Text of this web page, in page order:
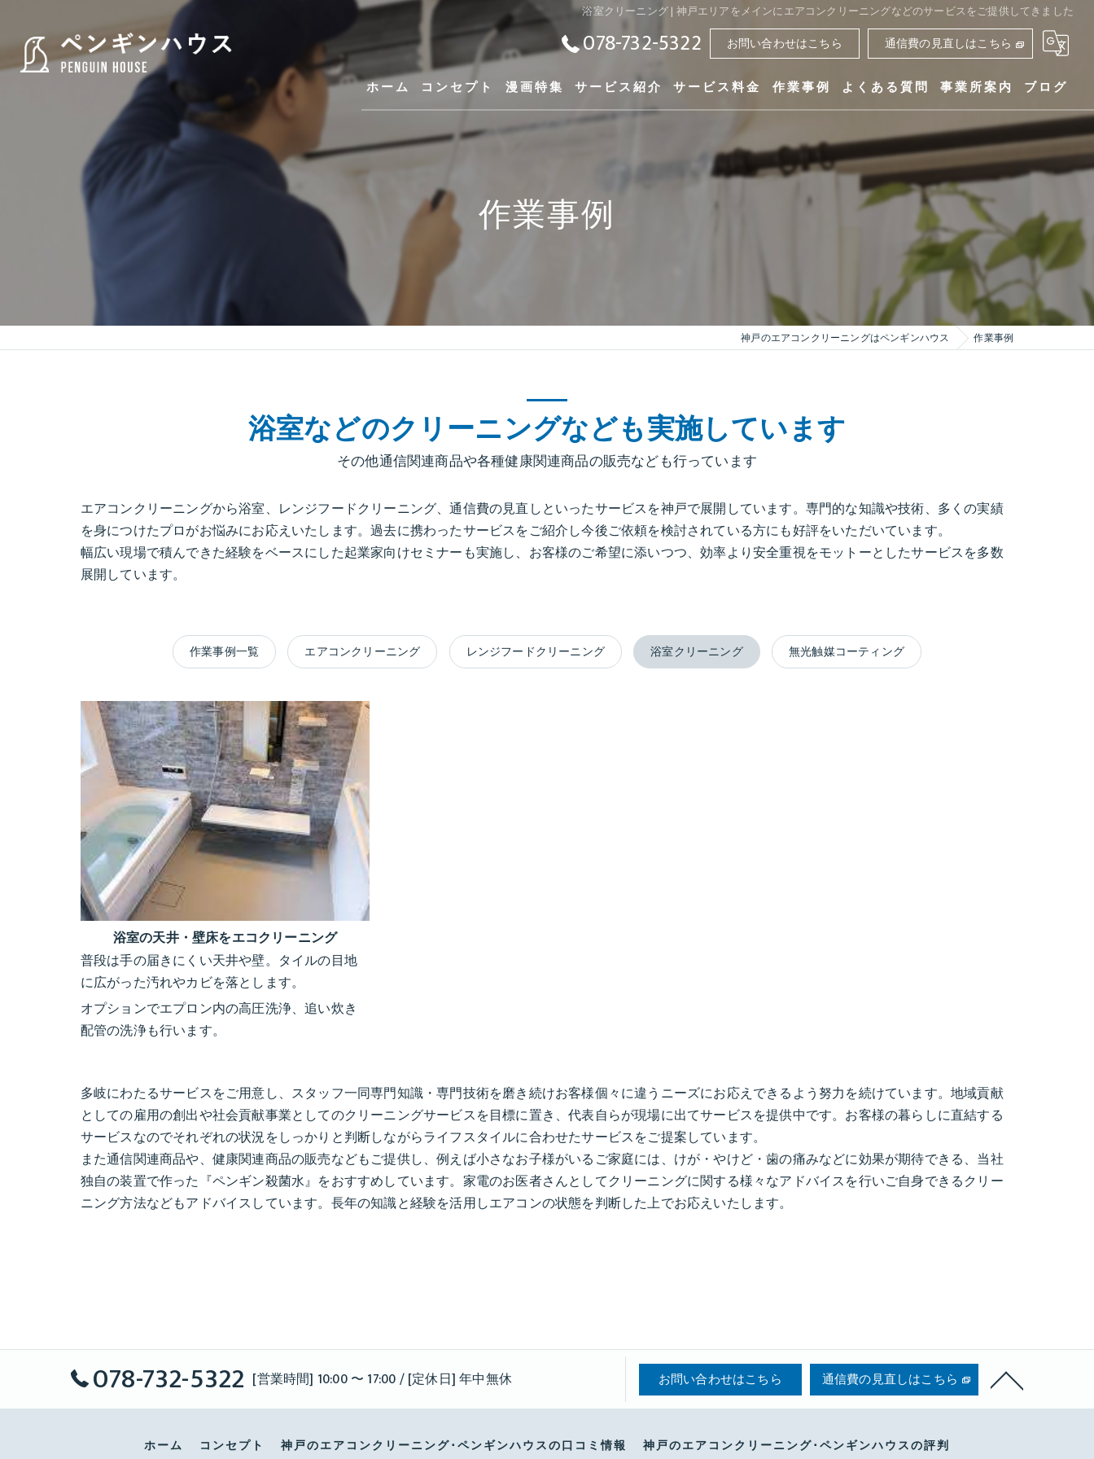
浴室クリーニング | 神戸エリアをメインにエアコンクリーニングなどのサービスをご提供してきました
078-732-5322 お問い合わせはこちら 通信費の見直しはこちら
ホーム コンセプト 漫画特集 サービス紹介 サービス料金 作業事例 よくある質問 事業所案内
ペンギンハウス
ブログ
作業事例
神戸のエアコンクリーニングはペンギンハウス 作業事例
浴室などのクリーニングなども実施しています
その他通信関連商品や各種健康関連商品の販売なども行っています
エアコンクリーニングから浴室、レンジフードクリーニング、通信費の見直しといったサービスを神戸で展開しています。専門的な知識や技術、多くの実績
を身につけたプロがお悩みにお応えいたします。過去に携わったサービスをご紹介し今後ご依頼を検討されている方にも好評をいただいています。
幅広い現場で積んできた経験をベースにした起業家向けセミナーも実施し、お客様のご希望に添いつつ、効率より安全重視をモットーとしたサービスを多数
展開しています。
作業事例一覧 エアコンクリーニング レンジフードクリーニング 浴室クリーニング 無光触媒コーティング
浴室の天井・壁床をエコクリーニング
普段は手の届きにくい天井や壁。タイルの目地
に広がった汚れやカビを落とします。
オプションでエプロン内の高圧洗浄、追い炊き
配管の洗浄も行います。
多岐にわたるサービスをご用意し、スタッフ一同専門知識・専門技術を磨き続けお客様個々に違うニーズにお応えできるよう努力を続けています。地域貢献
としての雇用の創出や社会貢献事業としてのクリーニングサービスを目標に置き、代表自らが現場に出てサービスを提供中です。お客様の暮らしに直結する
サービスなのでそれぞれの状況をしっかりと判断しながらライフスタイルに合わせたサービスをご提案しています。
また通信関連商品や、健康関連商品の販売などもご提供し、例えば小さなお子様がいるご家庭には、けが・やけど・歯の痛みなどに効果が期待できる、当社
独自の装置で作った『ペンギン殺菌水』をおすすめしています。家電のお医者さんとしてクリーニングに関する様々なアドバイスを行いご自身できるクリー
ニング方法などもアドバイスしています。長年の知識と経験を活用しエアコンの状態を判断した上でお応えいたします。
078-732-5322 [営業時間] 10:00 〜 17:00 / [定休日] 年中無休 お問い合わせはこちら 通信費の見直しはこちら
ホーム コンセプト 神戸のエアコンクリーニング･ペンギンハウスの口コミ情報 神戸のエアコンクリーニング･ペンギンハウスの評判